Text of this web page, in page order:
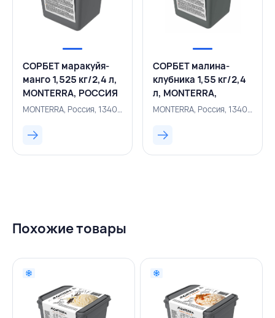
СОРБЕТ маракуйя-
манго 1,525 кг/2,4 л,
MONTERRA, РОССИЯ
MONTERRA, Россия, 134000241
СОРБЕТ малина-
клубника 1,55 кг/2,4
л, MONTERRA,
РОССИЯ
MONTERRA, Россия, 134000243
Похожие товары